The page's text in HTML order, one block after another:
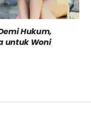
Hukum,
untuk Woni